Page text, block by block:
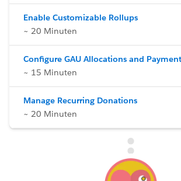
Enable Customizable Rollups
~ 20 Minuten
Configure GAU Allocations and
~ 15 Minuten
Manage Recurring Donations
~ 20 Minuten